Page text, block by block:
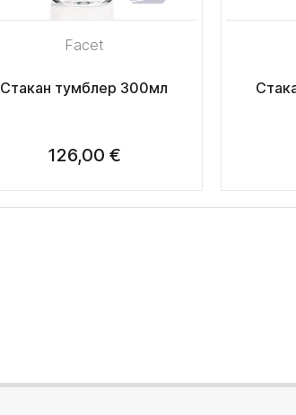
Facet
Стакан тумблер 300мл
126,00 €